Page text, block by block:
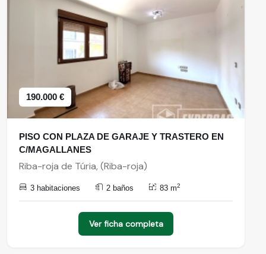
190.000 €
PISO CON PLAZA DE GARAJE Y TRASTERO EN
C/MAGALLANES
Riba-roja de Túria, (Riba-roja)
3 habitaciones 2 baños 83 m2
Ver ficha completa